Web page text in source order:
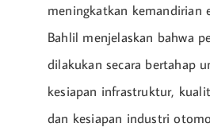
meningkatkan kemandirian
Bahlil menjelaskan bahwa
dilakukan secara bertahap
kesiapan infrastruktur,
dan kesiapan industri